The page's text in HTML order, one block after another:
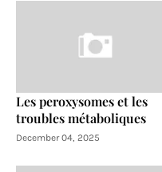
Les peroxysomes et les
troubles métaboliques
December 04, 2025